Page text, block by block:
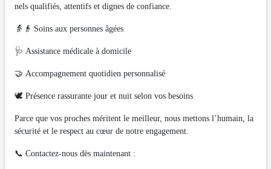
nels qualifiés, attentifs et dignes de confiance.
👵👴 Soins aux personnes âgées
🩺 Assistance médicale à domicile
🤝 Accompagnement quotidien personnalisé
🕊️ Présence rassurante jour et nuit selon vos besoins
Parce que vos proches méritent le meilleur, nous mettons l’humain, la
sécurité et le respect au cœur de notre engagement.
📞 Contactez-nous dès maintenant :